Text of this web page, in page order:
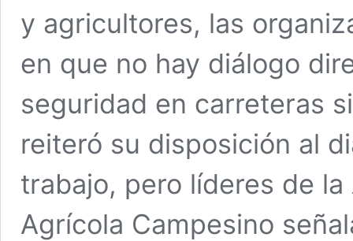
y agricultores, las
en que no hay diálogo
seguridad en carreteras
reiteró su disposición al
trabajo, pero líderes de
Agrícola Campesino